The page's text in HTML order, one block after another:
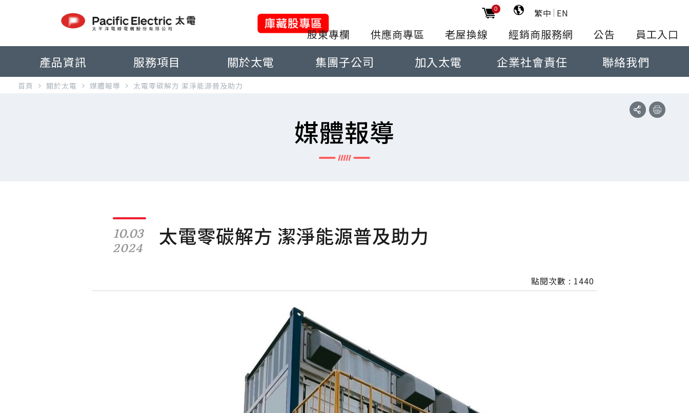
0 繁中 EN
股東專欄 供應商專區 老屋換線 經銷商服務網 公告 員工入口
產品資訊 服務項目 關於太電 集團子公司 加入太電 企業社會責任 聯絡我們
首頁 關於太電 媒體報導 太電零碳解方 潔淨能源普及助力
媒體報導
10.03
2024 太電零碳解方 潔淨能源普及助力
點閱次數 : 1440